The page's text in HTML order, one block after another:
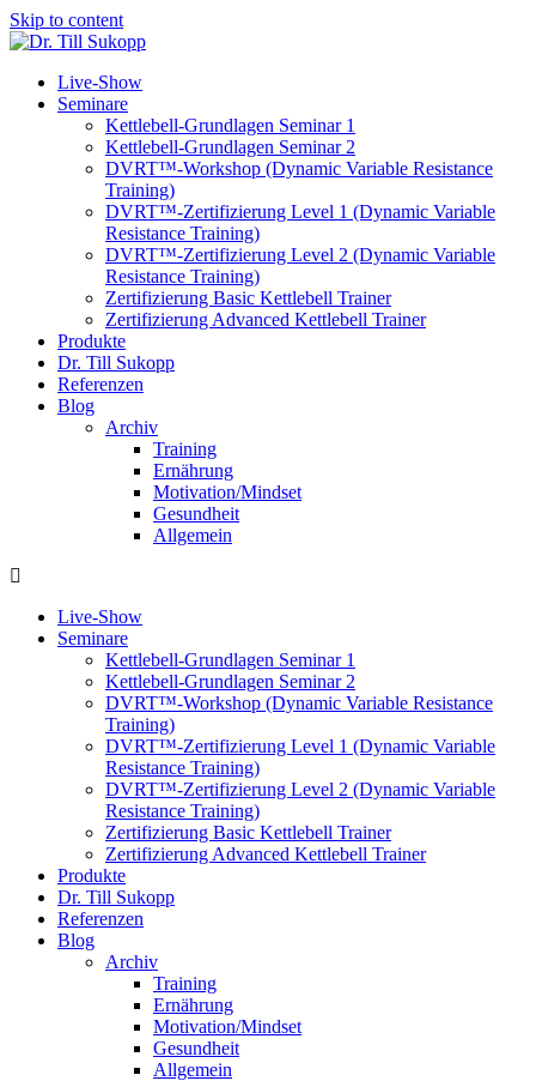
Skip to content
Live-Show
Seminare
Kettlebell-Grundlagen Seminar 1
Kettlebell-Grundlagen Seminar 2
DVRT™-Workshop (Dynamic Variable Resistance
Training)
DVRT™-Zertifizierung Level 1 (Dynamic Variable
Resistance Training)
DVRT™-Zertifizierung Level 2 (Dynamic Variable
Resistance Training)
Zertifizierung Basic Kettlebell Trainer
Zertifizierung Advanced Kettlebell Trainer
Produkte
Dr. Till Sukopp
Referenzen
Blog
Archiv
Training
Ernährung
Motivation/Mindset
Gesundheit
Allgemein
Live-Show
Seminare
Kettlebell-Grundlagen Seminar 1
Kettlebell-Grundlagen Seminar 2
DVRT™-Workshop (Dynamic Variable Resistance
Training)
DVRT™-Zertifizierung Level 1 (Dynamic Variable
Resistance Training)
DVRT™-Zertifizierung Level 2 (Dynamic Variable
Resistance Training)
Zertifizierung Basic Kettlebell Trainer
Zertifizierung Advanced Kettlebell Trainer
Produkte
Dr. Till Sukopp
Referenzen
Blog
Archiv
Training
Ernährung
Motivation/Mindset
Gesundheit
Allgemein